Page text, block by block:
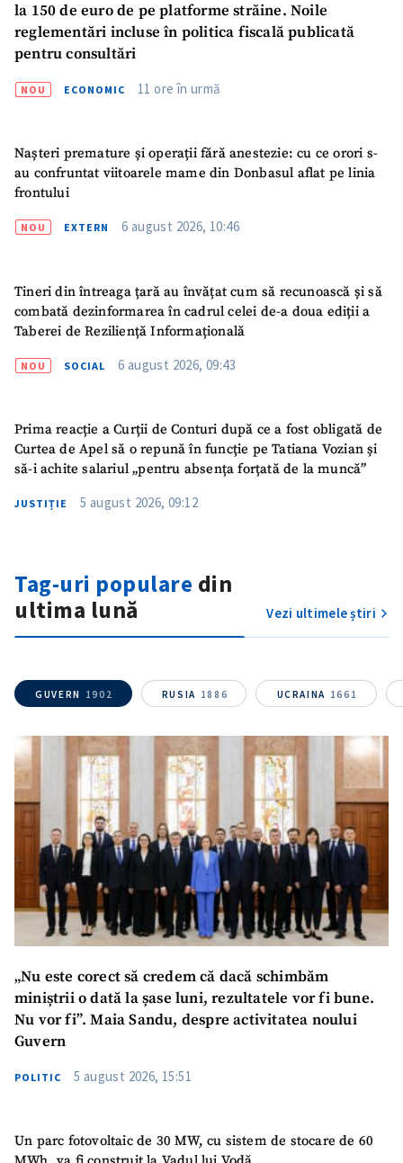
Trimite o informație
Despre ZdG
in English
на русском
la 150 de euro de pe platforme străine. Noile
reglementări incluse în politica fiscală publicată
pentru consultări
NOU ECONOMIC 11 ore în urmă
Nașteri premature și operații fără anestezie: cu ce orori s-
au confruntat viitoarele mame din Donbasul aflat pe linia
frontului
NOU EXTERN 6 august 2026, 10:46
Tineri din întreaga țară au învățat cum să recunoască și să
combată dezinformarea în cadrul celei de-a doua ediții a
Taberei de Reziliență Informațională
NOU SOCIAL 6 august 2026, 09:43
Prima reacție a Curții de Conturi după ce a fost obligată de
Curtea de Apel să o repună în funcție pe Tatiana Vozian și
să-i achite salariul „pentru absența forțată de la muncă”
JUSTIȚIE 5 august 2026, 09:12
Tag-uri populare din
ultima lună
Vezi ultimele știri
GUVERN 1902 RUSIA 1886 UCRAINA 1661
„Nu este corect să credem că dacă schimbăm
miniștrii o dată la șase luni, rezultatele vor fi bune.
Nu vor fi”. Maia Sandu, despre activitatea noului
Guvern
POLITIC 5 august 2026, 15:51
Un parc fotovoltaic de 30 MW, cu sistem de stocare de 60
ȘTIREA MEA
Fotografie
+ Încarcă imagine
Link media
+ Link media